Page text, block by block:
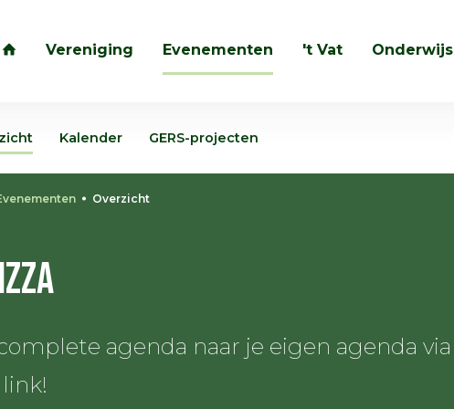
Vereniging Evenementen 't Vat Onderwijs
inloggen
Overzicht
agenda naar je eigen agenda via
Kalender GERS-projecten